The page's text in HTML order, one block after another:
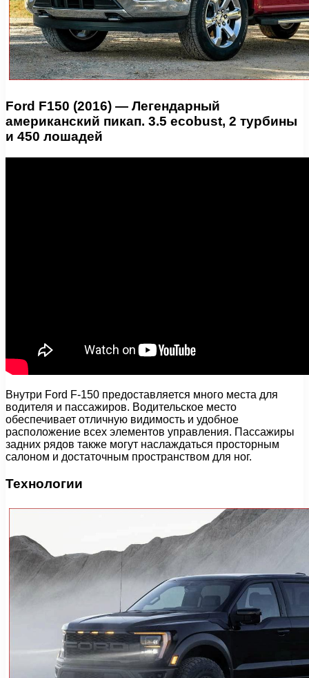
Ford F150 (2016) — Легендарный
американский пикап. 3.5 ecobust, 2 турбины
и 450 лошадей
Внутри Ford F-150 предоставляется много места для
водителя и пассажиров. Водительское место
обеспечивает отличную видимость и удобное
расположение всех элементов управления. Пассажиры
задних рядов также могут наслаждаться просторным
салоном и достаточным пространством для ног.
Технологии